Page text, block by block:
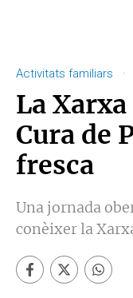
Activitats familiars ·
La
Cura de
fresca
Una jornada
conèixer la